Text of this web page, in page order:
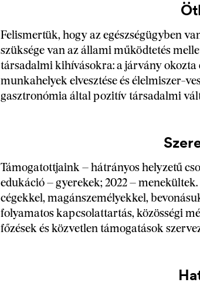
Felismertük, hogy az egészségügyben
szüksége van az állami működtetés
társadalmi kihívásokra: a járvány okozta
munkahelyek elvesztése és élelmiszer-
gasztronómia által pozitív társadalmi
Támogatottjaink – hátrányos helyzetű
edukáció – gyerekek; 2022 –
cégekkel, magánszemélyekkel,
folyamatos kapcsolattartás, közösségi
főzések és közvetlen támogatások